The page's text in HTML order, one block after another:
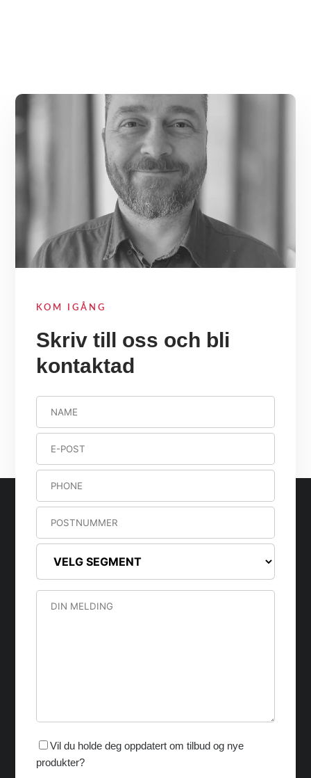
KOM IGÅNG
Skriv till oss och bli
kontaktad
Vil du holde deg oppdatert om tilbud og nye
produkter?